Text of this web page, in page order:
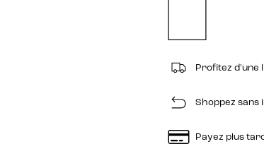
Profitez d'une
Shoppez sans
Payez plus